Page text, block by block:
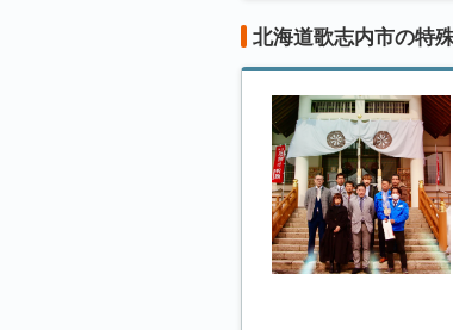
北海道歌志内市の特